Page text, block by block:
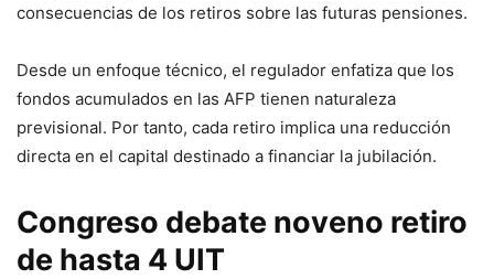
consecuencias de los retiros sobre las futuras pensiones.
Desde un enfoque técnico, el regulador enfatiza que los
fondos acumulados en las AFP tienen naturaleza
previsional. Por tanto, cada retiro implica una reducción
directa en el capital destinado a financiar la jubilación.
Congreso debate noveno retiro
de hasta 4 UIT